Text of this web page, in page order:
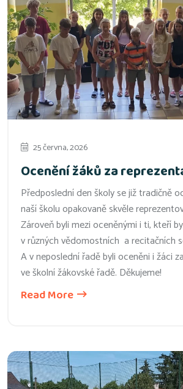
25 června, 2026
Ocenění žáků za
Předposlední den školy se již tradičně
naší školu opakovaně skvěle
Zároveň byli mezi oceněnými i ti, kteří
v různých vědomostních a recitačních
A v neposlední řadě byli oceněni i žáci
ve školní žákovské řadě. Děkujeme!
Read More